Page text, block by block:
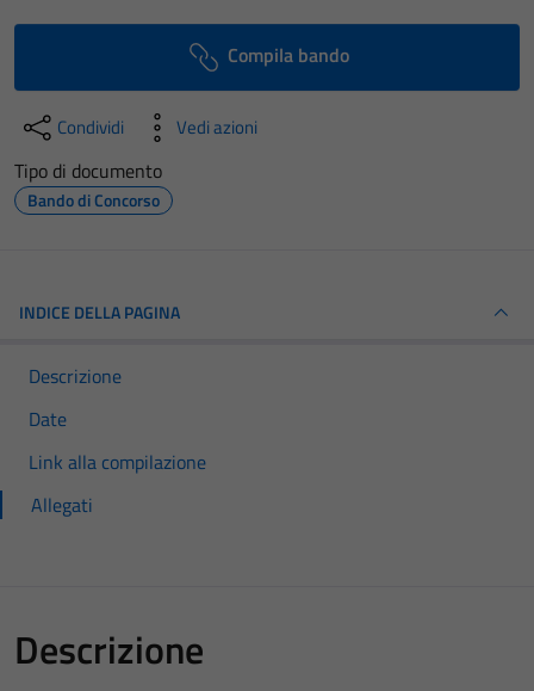
Compila bando
Condividi Vedi azioni
Tipo di documento
Bando di Concorso
INDICE DELLA PAGINA
Descrizione
Date
Link alla compilazione
Allegati
Descrizione